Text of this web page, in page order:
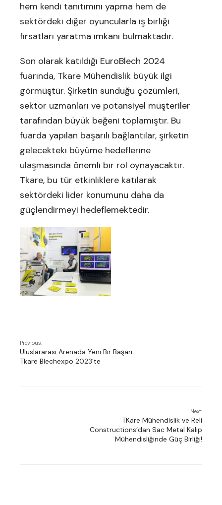
hem kendi tanıtımını yapma hem de
sektördeki diğer oyuncularla iş birliği
fırsatları yaratma imkanı bulmaktadır.
Son olarak katıldığı EuroBlech 2024
fuarında, Tkare Mühendislik büyük ilgi
görmüştür. Şirketin sunduğu çözümleri,
sektör uzmanları ve potansiyel müşteriler
tarafından büyük beğeni toplamıştır. Bu
fuarda yapılan başarılı bağlantılar, şirketin
gelecekteki büyüme hedeflerine
ulaşmasında önemli bir rol oynayacaktır.
Tkare, bu tür etkinliklere katılarak
sektördeki lider konumunu daha da
güçlendirmeyi hedeflemektedir.
Previous:
Uluslararası Arenada Yeni Bir Başarı:
Tkare Blechexpo 2023’te
Next:
TKare Mühendislik ve Reli
Constructions’dan Sac Metal Kalıp
Mühendisliğinde Güç Birliği!